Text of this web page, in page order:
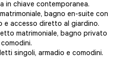
in chiave contemporanea.
bagno en-suite con
e accesso diretto al giardino.
matrimoniale, bagno privato
singoli, armadio e comodini.